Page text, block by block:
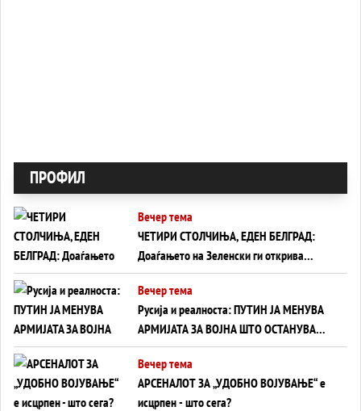
ПРОФИЛ
Вечер тема
ЧЕТИРИ СТОЛЧИЊА, ЕДЕН БЕЛГРАД:
Доаѓањето на Зеленски ги открива
тајните на политиката на балансирање
на Вучиќ
Вечер тема
Русија и реалноста: ПУТИН ЈА МЕНУВА
АРМИЈАТА ЗА ВОЈНА ШТО ОСТАНУВА
БЕЗ ФРОНТ
Вечер тема
АРСЕНАЛОТ ЗА „УДОБНО ВОЈУВАЊЕ“ е
исцрпен - што сега?